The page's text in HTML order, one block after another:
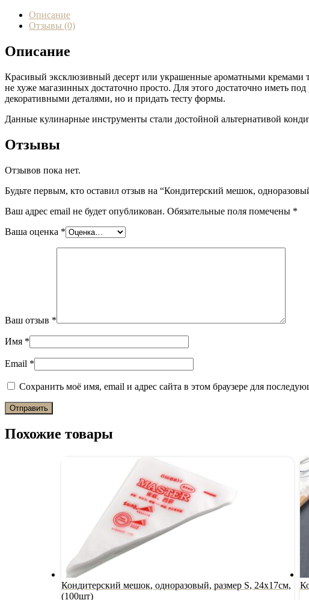
Описание
Отзывы (0)
Описание
Красивый эксклюзивный десерт или украшенные ароматными кремами
не хуже магазинных достаточно просто. Для этого достаточно иметь
декоративными деталями, но и придать тесту формы.
Данные кулинарные инструменты стали достойной альтернативой
Отзывы
Отзывов пока нет.
Будьте первым, кто оставил отзыв на “Кондитерский мешок,
Ваш адрес email не будет опубликован. Обязательные поля помечены *
Ваша оценка *
Ваш отзыв *
Имя *
Email *
Сохранить моё имя, email и адрес сайта в этом браузере для
Похожие товары
Кондитерский мешок, одноразовый, размер S, 24х17см,
(100шт)